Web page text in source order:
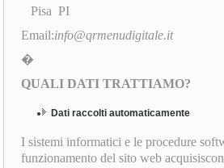
Pisa PI
Email:info@qrmenudigitale.it
�
QUALI DATI TRATTIAMO?
Dati raccolti automaticamente
I sistemi informatici e le procedure
funzionamento del sito web